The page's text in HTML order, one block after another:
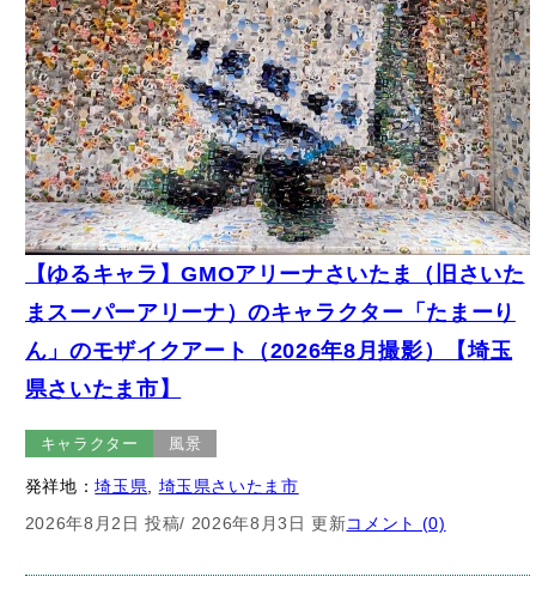
【ゆるキャラ】GMOアリーナさいたま（旧さいた
まスーパーアリーナ）のキャラクター「たまーり
ん」のモザイクアート（2026年8月撮影）【埼玉
県さいたま市】
キャラクター 風景
発祥地：埼玉県
埼玉県さいたま市
2026年8月2日 投稿/ 2026年8月3日 更新コメント (0)